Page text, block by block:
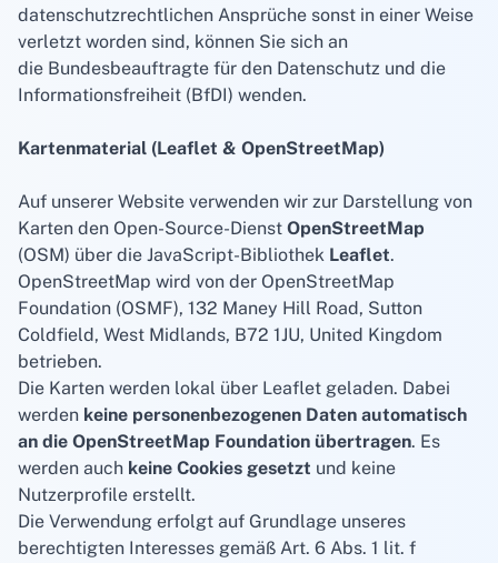
datenschutzrechtlichen Ansprüche sonst in einer Weise
verletzt worden sind, können Sie sich an
die Bundesbeauftragte für den Datenschutz und die
Informationsfreiheit (BfDI) wenden.
Kartenmaterial (Leaflet & OpenStreetMap)
Auf unserer Website verwenden wir zur Darstellung von
Karten den Open-Source-Dienst OpenStreetMap
(OSM) über die JavaScript-Bibliothek Leaflet.
OpenStreetMap wird von der OpenStreetMap
Foundation (OSMF), 132 Maney Hill Road, Sutton
Coldfield, West Midlands, B72 1JU, United Kingdom
betrieben.
Die Karten werden lokal über Leaflet geladen. Dabei
werden keine personenbezogenen Daten automatisch
an die OpenStreetMap Foundation übertragen. Es
werden auch keine Cookies gesetzt und keine
Nutzerprofile erstellt.
Die Verwendung erfolgt auf Grundlage unseres
berechtigten Interesses gemäß Art. 6 Abs. 1 lit. f